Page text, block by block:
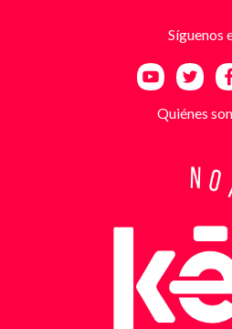
a las amenazas. Las
entre uno y cinco millones de
la supuesta “capacidad de
antiextorsión que se extendió
investigadores revisaron más
seguridad públicas y privadas,
cerca de 300 horas de
de reconstruir los
y establecer patrones de
seguimiento permitió
la modalidad de entrega del
posible existencia de otras
sido contactadas bajo el
Síguenos
Quiénes